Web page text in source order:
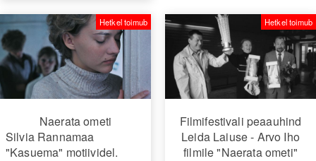
Naerata ometi
Silvia Rannamaa
"Kasuema" motiividel.
Hetkel toimub
Filmifestivali peaauhind
Leida Laiuse - Arvo Iho
filmile "Naerata ometi"
Hetkel toimub